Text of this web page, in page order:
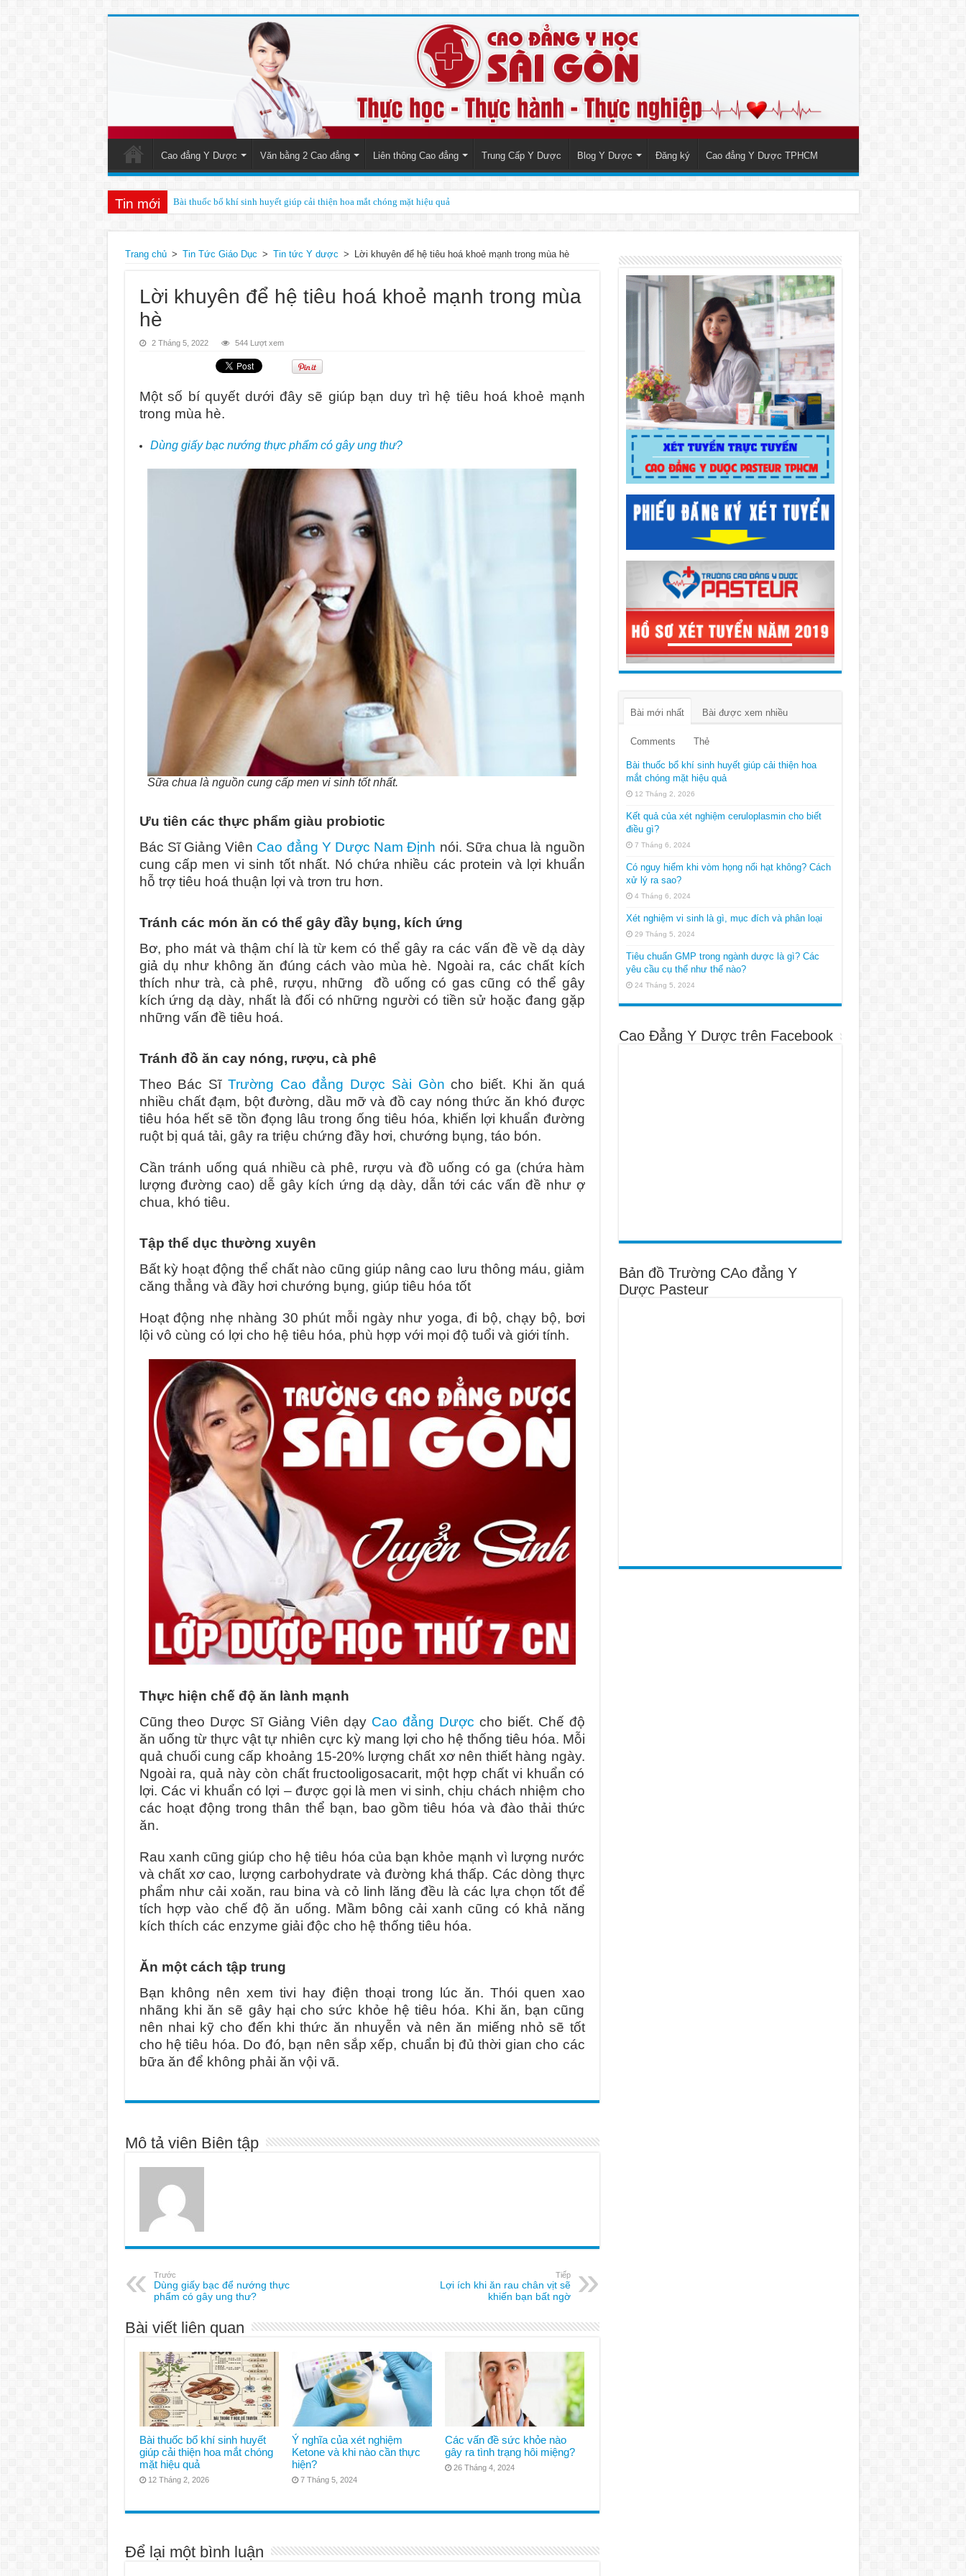
Cao đẳng Y Dược Văn bằng 2 Cao đẳng Liên thông Cao đẳng Trung Cấp Y Dược Blog Y Dược Đăng ký Cao đẳng Y Dược TPHCM
Tin mới Bài thuốc bổ khí sinh huyết giúp cải thiện hoa mắt chóng mặt hiệu quả
Kết quả của xét nghiệm ceruloplasmin cho biết điều gì?
Trang chủ > Tin Tức Giáo Dục > Tin tức Y dược > Lời khuyên để hệ tiêu hoá khoẻ mạnh trong mùa hè
Lời khuyên để hệ tiêu hoá khoẻ mạnh trong mùa
hè
2 Tháng 5, 2022 544 Lượt xem
Một số bí quyết dưới đây sẽ giúp bạn duy trì hệ tiêu hoá khoẻ mạnh
trong mùa hè.
Dùng giấy bạc nướng thực phẩm có gây ung thư?
Sữa chua là nguồn cung cấp men vi sinh tốt nhất.
Ưu tiên các thực phẩm giàu probiotic
Bác Sĩ Giảng Viên Cao đẳng Y Dược Nam Định nói. Sữa chua là nguồn
cung cấp men vi sinh tốt nhất. Nó chứa nhiều các protein và lợi khuẩn
hỗ trợ tiêu hoá thuận lợi và trơn tru hơn.
Tránh các món ăn có thể gây đầy bụng, kích ứng
Bơ, pho mát và thậm chí là từ kem có thể gây ra các vấn đề về dạ dày
giả dụ như không ăn đúng cách vào mùa hè. Ngoài ra, các chất kích
thích như trà, cà phê, rượu, những đồ uống có gas cũng có thể gây
kích ứng dạ dày, nhất là đối có những người có tiền sử hoặc đang gặp
những vấn đề tiêu hoá.
Tránh đồ ăn cay nóng, rượu, cà phê
Theo Bác Sĩ Trường Cao đẳng Dược Sài Gòn cho biết. Khi ăn quá
nhiều chất đạm, bột đường, dầu mỡ và đồ cay nóng thức ăn khó được
tiêu hóa hết sẽ tồn đọng lâu trong ống tiêu hóa, khiến lợi khuẩn đường
ruột bị quá tải, gây ra triệu chứng đầy hơi, chướng bụng, táo bón.
Cần tránh uống quá nhiều cà phê, rượu và đồ uống có ga (chứa hàm
lượng đường cao) dễ gây kích ứng dạ dày, dẫn tới các vấn đề như ợ
chua, khó tiêu.
Tập thể dục thường xuyên
Bất kỳ hoạt động thể chất nào cũng giúp nâng cao lưu thông máu, giảm
căng thẳng và đầy hơi chướng bụng, giúp tiêu hóa tốt
Hoạt động nhẹ nhàng 30 phút mỗi ngày như yoga, đi bộ, chạy bộ, bơi
lội vô cùng có lợi cho hệ tiêu hóa, phù hợp với mọi độ tuổi và giới tính.
Thực hiện chế độ ăn lành mạnh
Cũng theo Dược Sĩ Giảng Viên dạy Cao đẳng Dược cho biết. Chế độ
ăn uống từ thực vật tự nhiên cực kỳ mang lợi cho hệ thống tiêu hóa. Mỗi
quả chuối cung cấp khoảng 15-20% lượng chất xơ nên thiết hàng ngày.
Ngoài ra, quả này còn chất fructooligosacarit, một hợp chất vi khuẩn có
lợi. Các vi khuẩn có lợi – được gọi là men vi sinh, chịu chách nhiệm cho
các hoạt động trong thân thể bạn, bao gồm tiêu hóa và đào thải thức
ăn.
Rau xanh cũng giúp cho hệ tiêu hóa của bạn khỏe mạnh vì lượng nước
và chất xơ cao, lượng carbohydrate và đường khá thấp. Các dòng thực
phẩm như cải xoăn, rau bina và cỏ linh lăng đều là các lựa chọn tốt để
tích hợp vào chế độ ăn uống. Mầm bông cải xanh cũng có khả năng
kích thích các enzyme giải độc cho hệ thống tiêu hóa.
Ăn một cách tập trung
Bạn không nên xem tivi hay điện thoại trong lúc ăn. Thói quen xao
nhãng khi ăn sẽ gây hại cho sức khỏe hệ tiêu hóa. Khi ăn, bạn cũng
nên nhai kỹ cho đến khi thức ăn nhuyễn và nên ăn miếng nhỏ sẽ tốt
cho hệ tiêu hóa. Do đó, bạn nên sắp xếp, chuẩn bị đủ thời gian cho các
bữa ăn để không phải ăn vội vã.
Mô tả viên Biên tập
Trước
Dùng giấy bạc để nướng thực
phẩm có gây ung thư?
Tiếp
Lợi ích khi ăn rau chân vịt sẽ
khiến bạn bất ngờ
Bài viết liên quan
Bài thuốc bổ khí sinh huyết
giúp cải thiện hoa mắt chóng
mặt hiệu quả
12 Tháng 2, 2026
Ý nghĩa của xét nghiệm
Ketone và khi nào cần thực
hiện?
7 Tháng 5, 2024
Các vấn đề sức khỏe nào
gây ra tình trạng hôi miệng?
26 Tháng 4, 2024
Để lại một bình luận
Bài mới nhất Bài được xem nhiều
Comments Thẻ
Bài thuốc bổ khí sinh huyết giúp cải thiện hoa
mắt chóng mặt hiệu quả
12 Tháng 2, 2026
Kết quả của xét nghiệm ceruloplasmin cho biết
điều gì?
7 Tháng 6, 2024
Có nguy hiểm khi vòm họng nổi hạt không? Cách
xử lý ra sao?
4 Tháng 6, 2024
Xét nghiệm vi sinh là gì, mục đích và phân loại
29 Tháng 5, 2024
Tiêu chuẩn GMP trong ngành dược là gì? Các
yêu cầu cụ thể như thế nào?
24 Tháng 5, 2024
Cao Đẳng Y Dược trên Facebook
Bản đồ Trường CAo đẳng Y
Dược Pasteur